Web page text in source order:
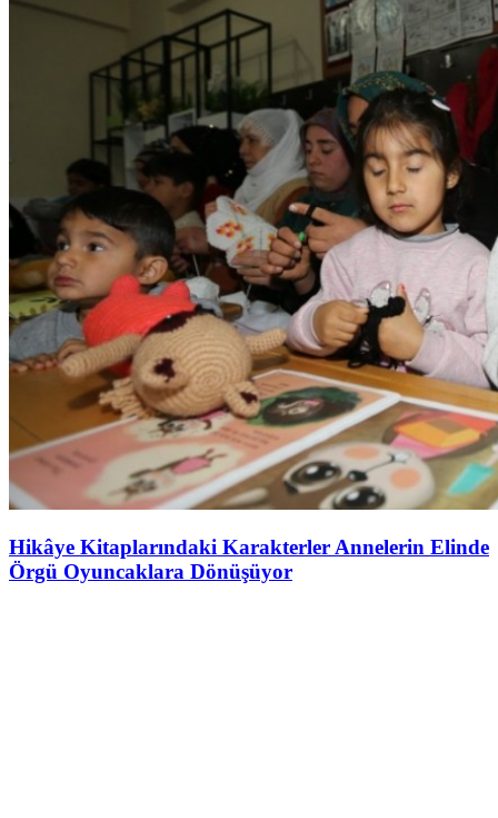
Hikâye Kitaplarındaki Karakterler Annelerin Elinde
Örgü Oyuncaklara Dönüşüyor